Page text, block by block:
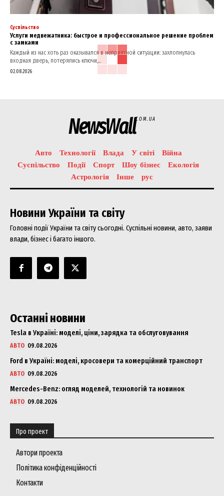
Суспільство
Услуги медвежатника: быстрое и профессиональное решение проблем
с замками
Каждый из нас хоть раз оказывался в неприятной ситуации: захлопнулась
входная дверь, потерялись ключи,...
02.08.2026
NewsWallCOM.UA
Авто Технології Влада У світі
Війна
Суспільство
Події Спорт Шоу бізнес
Екологія
Астрологія
Інше рус
Новини України та світу
Головні події України та світу сьогодні. Суспільні новини, авто, заяви
влади, бізнес і багато іншого.
Останні новини
Tesla в Україні: моделі, ціни, зарядка та обслуговування
АВТО 09.08.2026
Ford в Україні: моделі, кросовери та комерційний транспорт
АВТО 09.08.2026
Mercedes-Benz: огляд моделей, технологій та новинок
АВТО 09.08.2026
Про проект
Автори проекта
Політика конфіденційності
Контакти